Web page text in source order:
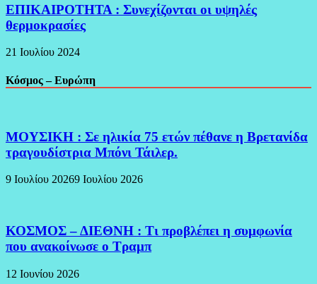
ΕΠΙΚΑΙΡΟΤΗΤΑ : Συνεχίζονται οι υψηλές
θερμοκρασίες
21 Ιουλίου 2024
Κόσμος – Ευρώπη
ΜΟΥΣΙΚΗ : Σε ηλικία 75 ετών πέθανε η Βρετανίδα
τραγουδίστρια Μπόνι Τάιλερ.
9 Ιουλίου 20269 Ιουλίου 2026
ΚΟΣΜΟΣ – ΔΙΕΘΝΗ : Τι προβλέπει η συμφωνία
που ανακοίνωσε ο Τραμπ
12 Ιουνίου 2026